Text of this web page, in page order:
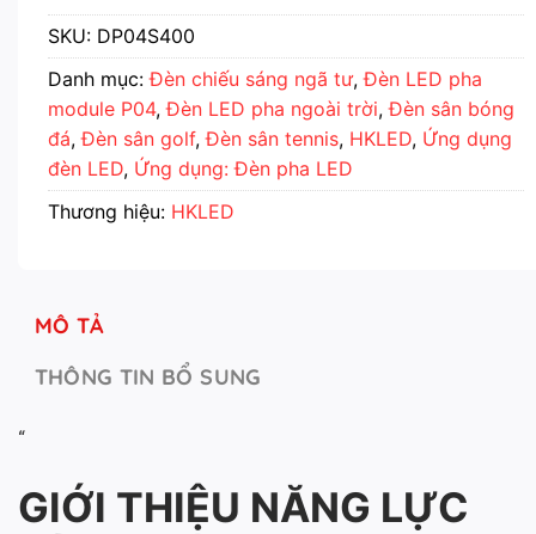
SKU: DP04S400
Danh mục:Đèn chiếu sáng ngã tư,Đèn LED pha
module P04,Đèn LED pha ngoài trời,Đèn sân bóng
đá,Đèn sân golf,Đèn sân tennis, HKLED, Ứng dụng
đèn LED, Ứng dụng: Đèn pha LED
Thương hiệu: HKLED
MÔ TẢ
THÔNG TIN BỔ SUNG
“
GIỚI THIỆU NĂNG LỰC